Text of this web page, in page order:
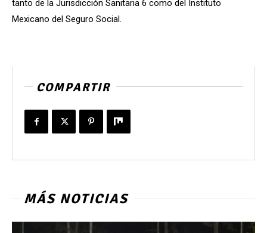
tanto de la Jurisdicción Sanitaria 6 como del Instituto
Mexicano del Seguro Social.
COMPARTIR
MÁS NOTICIAS